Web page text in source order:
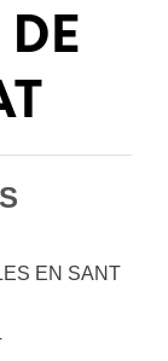
DE
EN SANT